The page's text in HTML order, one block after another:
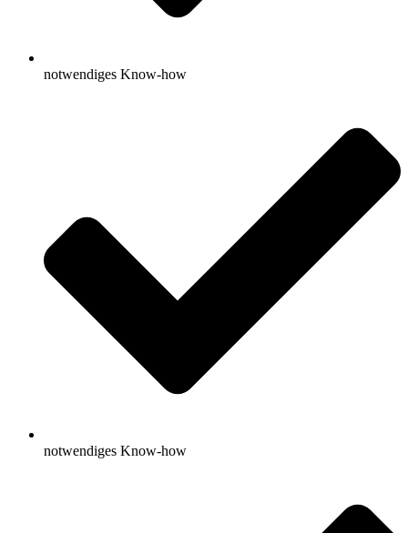
notwendiges Know-how
notwendiges Know-how